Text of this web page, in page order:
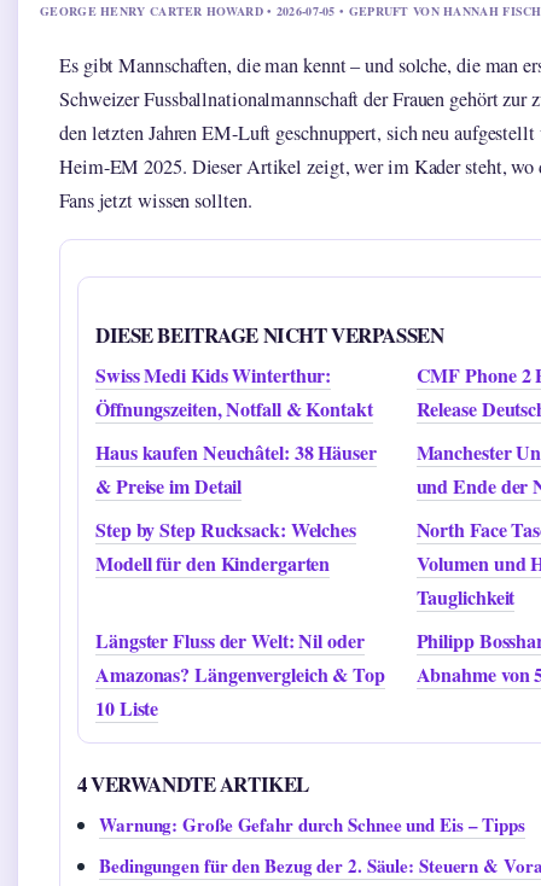
GEORGE HENRY CARTER HOWARD • 2026-07-05 • GEPRUFT VON HANNAH
Es gibt Mannschaften, die man kennt – und solche, die man
Schweizer Fussballnationalmannschaft der Frauen gehört zur
den letzten Jahren EM-Luft geschnuppert, sich neu
Heim-EM 2025. Dieser Artikel zeigt, wer im Kader steht, wo
Fans jetzt wissen sollten.
DIESE BEITRAGE NICHT VERPASSEN
Swiss Medi Kids Winterthur:
Öffnungszeiten, Notfall & Kontakt
CMF Phone 2
Release
Haus kaufen Neuchâtel: 38 Häuser
& Preise im Detail
Manchester
und Ende der
Step by Step Rucksack: Welches
Modell für den Kindergarten
North Face
Volumen und
Tauglichkeit
Längster Fluss der Welt: Nil oder
Amazonas? Längenvergleich & Top
10 Liste
Philipp
Abnahme von
4 VERWANDTE ARTIKEL
Warnung: Große Gefahr durch Schnee und Eis – Tipps
Bedingungen für den Bezug der 2. Säule: Steuern &